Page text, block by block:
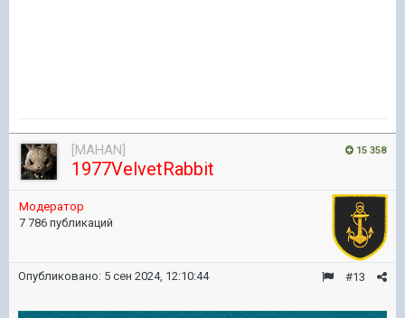
15 358
[MAHAN]
1977VelvetRabbit
Модератор
7 786 публикаций
#13
Опубликовано: 5 сен 2024, 12:10:44